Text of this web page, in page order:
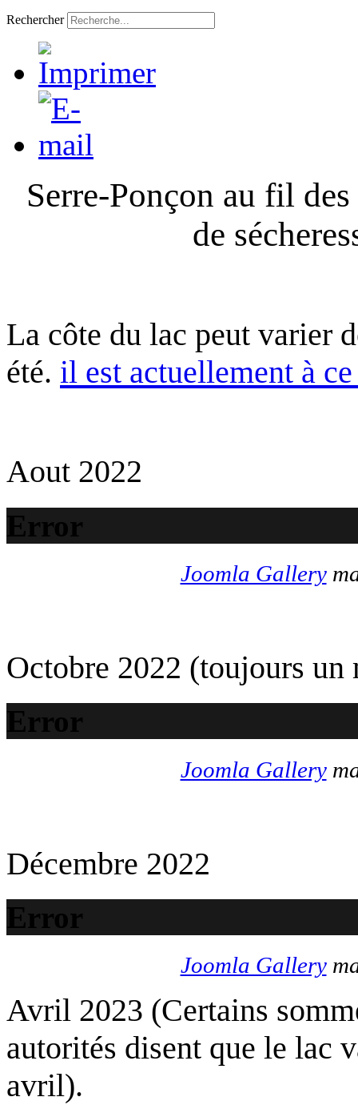
Rechercher
Serre-Ponçon au fil
de
La côte du lac peut varier
été. il est actuellement à
Aout 2022
Error
Joomla Gallery
Octobre 2022 (toujours un
Error
Joomla Gallery
Décembre 2022
Error
Joomla Gallery
Avril 2023 (Certains
autorités disent que le lac
avril).